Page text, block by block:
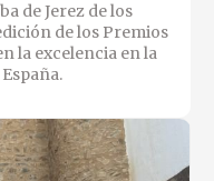
de Jerez de los
de los Premios
la excelencia en la